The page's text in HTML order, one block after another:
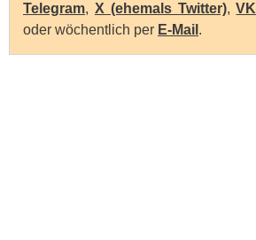
Telegram, X (ehemals Twitter),VK
oder wöchentlich per E-Mail .